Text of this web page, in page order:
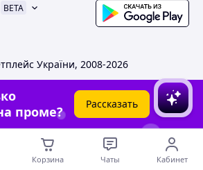
BETA
України, 2008-2026
проме?
Рассказать
Корзина Чаты Кабинет